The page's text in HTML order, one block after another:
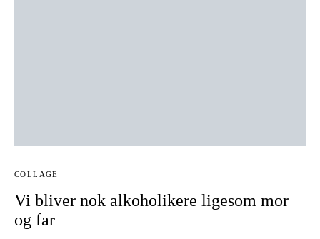
COLLAGE
Vi bliver nok alkoholikere ligesom mor
og far